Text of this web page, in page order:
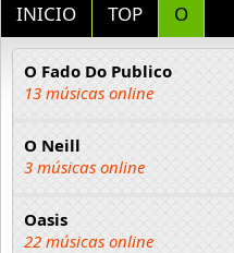
INICIO TOP O
O Fado Do Publico
13 músicas online
O Neill
3 músicas online
Oasis
22 músicas online